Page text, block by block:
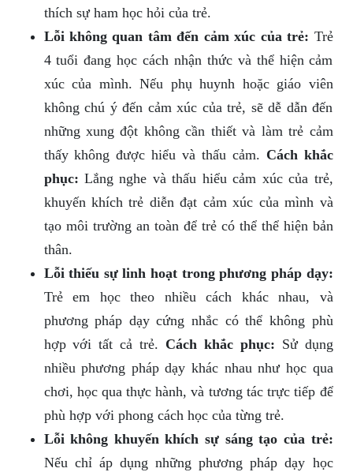
thích sự ham học hỏi của trẻ.
Lỗi không quan tâm đến cảm xúc của trẻ: Trẻ
4 tuổi đang học cách nhận thức và thể hiện cảm
xúc của mình. Nếu phụ huynh hoặc giáo viên
không chú ý đến cảm xúc của trẻ, sẽ dễ dẫn đến
những xung đột không cần thiết và làm trẻ cảm
thấy không được hiểu và thấu cảm. Cách khắc
phục: Lắng nghe và thấu hiểu cảm xúc của trẻ,
khuyến khích trẻ diễn đạt cảm xúc của mình và
tạo môi trường an toàn để trẻ có thể thể hiện bản
thân.
Lỗi thiếu sự linh hoạt trong phương pháp dạy:
Trẻ em học theo nhiều cách khác nhau, và
phương pháp dạy cứng nhắc có thể không phù
hợp với tất cả trẻ. Cách khắc phục: Sử dụng
nhiều phương pháp dạy khác nhau như học qua
chơi, học qua thực hành, và tương tác trực tiếp để
phù hợp với phong cách học của từng trẻ.
Lỗi không khuyến khích sự sáng tạo của trẻ:
Nếu chỉ áp dụng những phương pháp dạy học